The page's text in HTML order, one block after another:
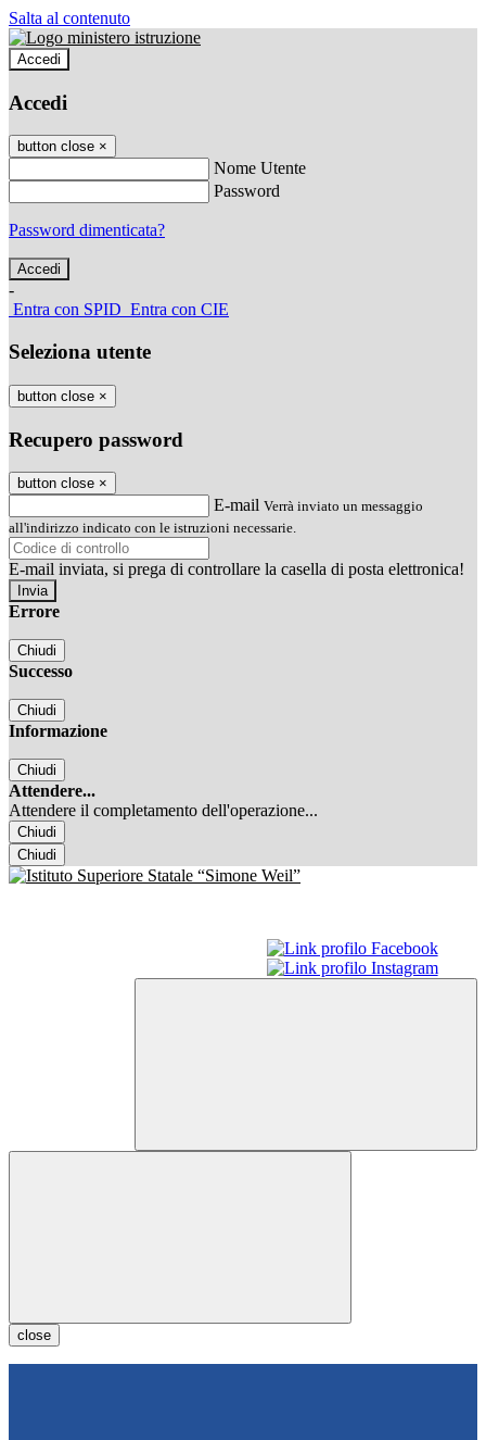
Salta al contenuto
Accedi
Accedi
button close ×
Nome Utente
Password
Password dimenticata?
-
Entra con SPID Entra con CIE
Seleziona utente
button close ×
Recupero password
button close ×
E-mail Verrà inviato un messaggio
all'indirizzo indicato con le istruzioni necessarie.
E-mail inviata, si prega di controllare la casella di posta elettronica!
Errore
Chiudi
Successo
Chiudi
Informazione
Chiudi
Attendere...
Attendere il completamento dell'operazione...
Chiudi
Chiudi
close